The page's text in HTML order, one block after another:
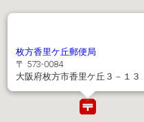
枚方香里ケ丘郵便局
〒 573-0084
大阪府枚方市香里ケ丘３－１３